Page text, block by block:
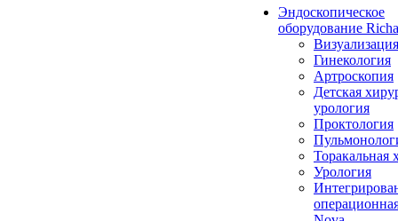
Эндоскопическое
оборудование
Визуализация
Гинекология
Артроскопия
Детская
урология
Проктология
Торакальная
Урология